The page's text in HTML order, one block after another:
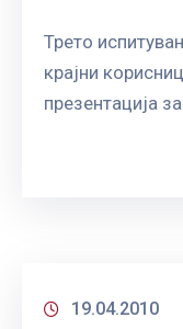
Трето
крајни
презентација
19.04.2010